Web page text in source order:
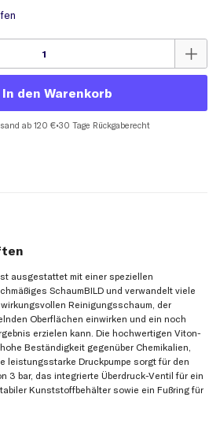
In den Warenkorb
ab 120 €•30 Tage Rückgaberecht
ausgestattet mit einer speziellen
SchaumBILD und verwandelt viele
Reinigungsschaum, der
Oberflächen einwirken und ein noch
erzielen kann. Die hochwertigen Viton-
Beständigkeit gegenüber Chemikalien,
leistungsstarke Druckpumpe sorgt für den
3 bar, das integrierte Überdruck-Ventil für ein
Kunststoffbehälter sowie ein Fußring für